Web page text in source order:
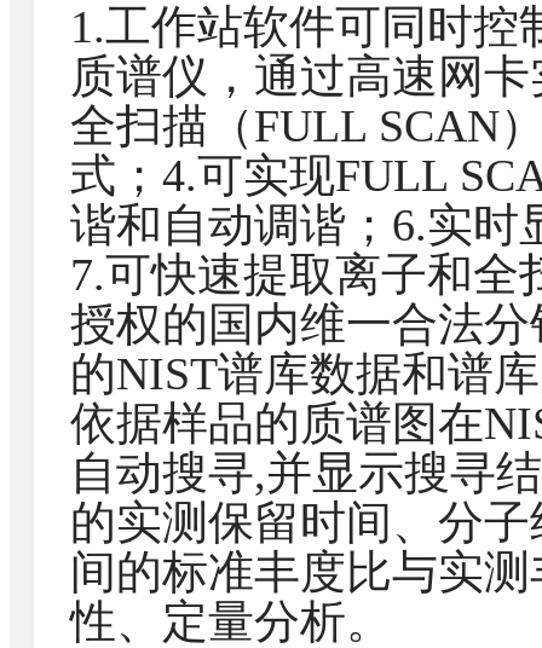
1.工作站软件可同时
质谱仪，通过高速网
全扫描（FULL SCAN
式；4.可实现FULL
谐和自动调谐；6.实时
7.可快速提取离子和全
授权的国内维一合法
的NIST谱库数据和谱
依据样品的质谱图在
自动搜寻,并显示搜寻
的实测保留时间、分
间的标准丰度比与实
性、定量分析。